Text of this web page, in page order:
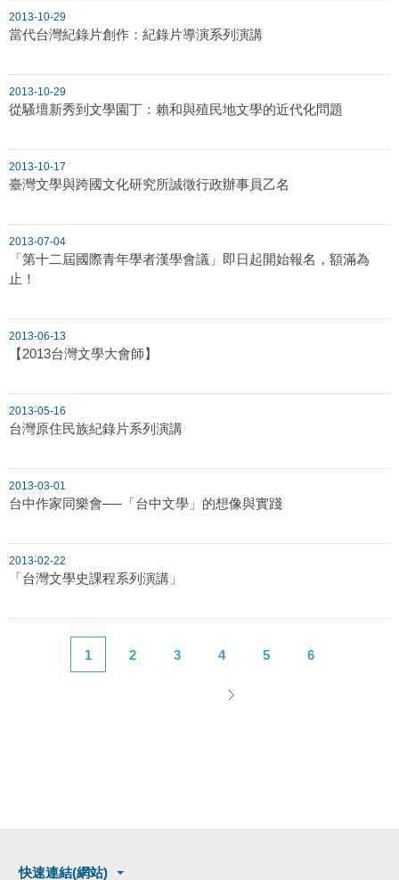
2013-10-29
當代台灣紀錄片創作：紀錄片導演系列演講
2013-10-29
從騷壇新秀到文學園丁：賴和與殖民地文學的近代化問題
2013-10-17
臺灣文學與跨國文化研究所誠徵行政辦事員乙名
2013-07-04
「第十二屆國際青年學者漢學會議」即日起開始報名，額滿為
止！
2013-06-13
【2013台灣文學大會師】
2013-05-16
台灣原住民族紀錄片系列演講
2013-03-01
台中作家同樂會──「台中文學」的想像與實踐
2013-02-22
「台灣文學史課程系列演講」
1 2 3 4 5 6
快速連結(網站)